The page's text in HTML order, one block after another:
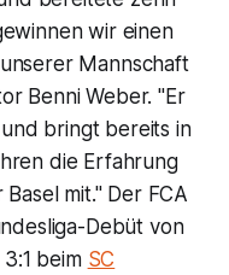
wir einen
Mannschaft
Benni Weber. "Er
bringt bereits in
die Erfahrung
mit." Der FCA
Debüt von
beim SC